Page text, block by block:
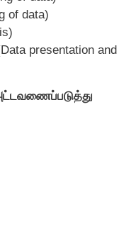
of data)
presentation and